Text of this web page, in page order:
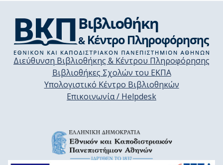
Διεύθυνση Βιβλιοθήκης & Κέντρου Πληροφόρησης
Βιβλιοθήκες Σχολών του ΕΚΠΑ
Υπολογιστικό Κέντρο Βιβλιοθηκών
Επικοινωνία / Helpdesk